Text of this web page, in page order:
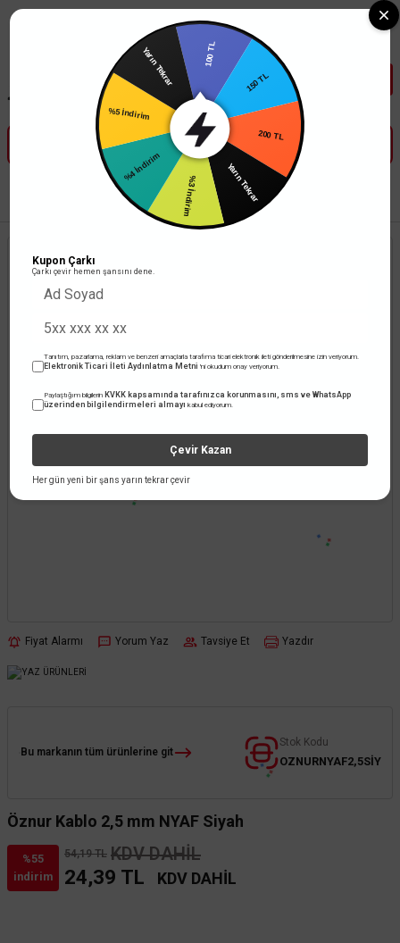
Tüm Banka Kartlarına Vade Farksız 3-5 Taksit Fırsatı Mailorder ile
NYAF Kablo Öznur Kablo 2,5 mm NYAF Siyah
Fiyat Alarmı Yorum Yaz Tavsiye Et Yazdır
Bu markanın tüm ürünlerine git
Stok Kodu
OZNURNYAF2,5SİY
Öznur Kablo 2,5 mm NYAF Siyah
%55
indirim
54,19 TL KDV DAHİL
24,39 TL KDV DAHİL
100 TL
150 TL
200 TL
Yarın Tekrar
%3 İndirim
%4 İndirim
%5 İndirim
Yarın Tekrar
Kupon Çarkı
Çarkı çevir hemen şansını dene.
Tanıtım, pazarlama, reklam ve benzeri amaçlarla tarafıma ticari elektronik ileti gönderilmesine izin veriyorum.
Elektronik Ticari İleti Aydınlatma Metni 'ni okudum onay veriyorum.
Paylaştığım bilgilerin KVKK kapsamında tarafınızca korunmasını, sms ve WhatsApp
üzerinden bilgilendirmeleri almayı kabul ediyorum.
Çevir Kazan
Her gün yeni bir şans yarın tekrar çevir